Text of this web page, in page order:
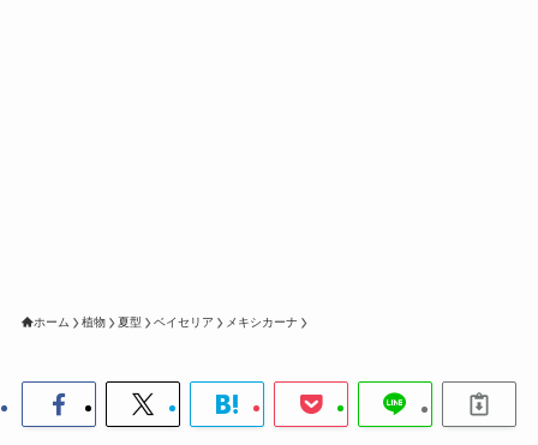
ホーム 植物 夏型 ベイセリア メキシカーナ